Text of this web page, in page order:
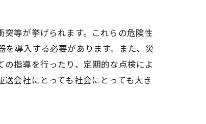
等が挙げられます。これらの危険性
導入する必要があります。また、災
指導を行ったり、定期的な点検によ
会社にとっても社会にとっても大き